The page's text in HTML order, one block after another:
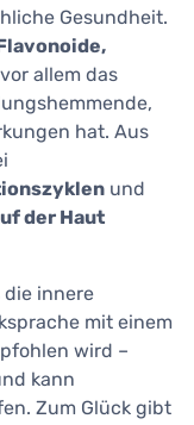
Gesundheit.
allem das
hat. Aus
und
der Haut
die innere
mit einem
wird –
kann
Zum Glück gibt